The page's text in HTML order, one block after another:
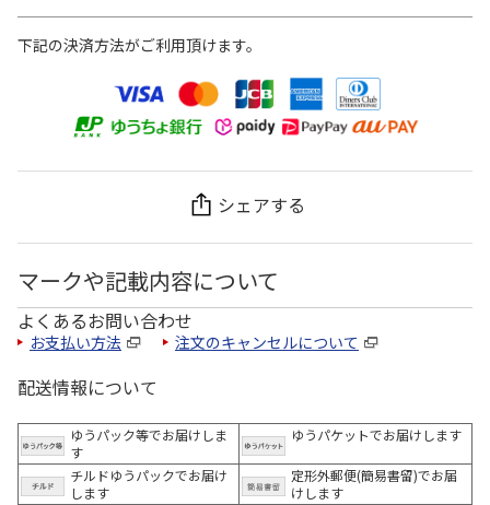
下記の決済方法がご利用頂けます。
シェアする
マークや記載内容について
よくあるお問い合わせ
お支払い方法 注文のキャンセルについて
配送情報について
ゆうパック等でお届けしま
す
ゆうパケットでお届けします
チルドゆうパックでお届け
します
定形外郵便(簡易書留)でお届
けします